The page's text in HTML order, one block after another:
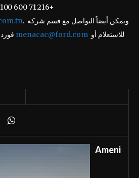
. ويمكن أيضاً التواصل مع قسم شركة
menacac@ford.com
Ameni